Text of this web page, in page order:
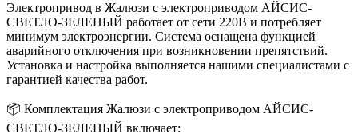
Электропривод в Жалюзи с электроприводом АЙСИС-
СВЕТЛО-ЗЕЛЕНЫЙ работает от сети 220В и потребляет
минимум электроэнергии. Система оснащена функцией
аварийного отключения при возникновении препятствий.
Установка и настройка выполняется нашими специалистами с
гарантией качества работ.
📦 Комплектация Жалюзи с электроприводом АЙСИС-
СВЕТЛО-ЗЕЛЕНЫЙ включает: